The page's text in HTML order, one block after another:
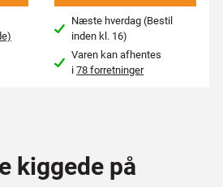
Næste hverdag (Bestil
inden kl. 16)
Varen kan afhentes
i78 forretninger
kiggede på